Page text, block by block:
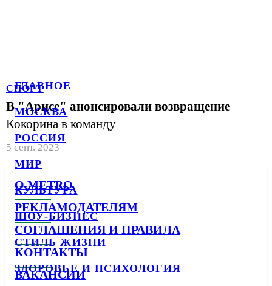
ГЛАВНОЕ
МОСКВА
РОССИЯ
МИР
КУЛЬТУРА
ШОУ-БИЗНЕС
СТИЛЬ ЖИЗНИ
ЗДОРОВЬЕ И ПСИХОЛОГИЯ
СПОРТ
В "Арисе" анонсировали возвращение
Кокорина в команду
5 сент. 2023
О METRO
РЕКЛАМОДАТЕЛЯМ
СОГЛАШЕНИЯ И ПРАВИЛА
КОНТАКТЫ
ВАКАНСИИ